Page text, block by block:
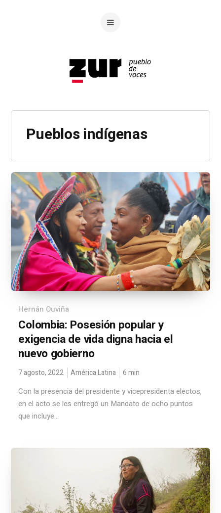
Pueblos indígenas
Hernán Ouviña
Colombia: Posesión popular y
exigencia de vida digna hacia el
nuevo gobierno
7 agosto, 2022 América Latina 6 min
Con la presencia del presidente y vicepresidenta electos,
en el acto se les entregó un Mandato de ocho puntos
que incluye...